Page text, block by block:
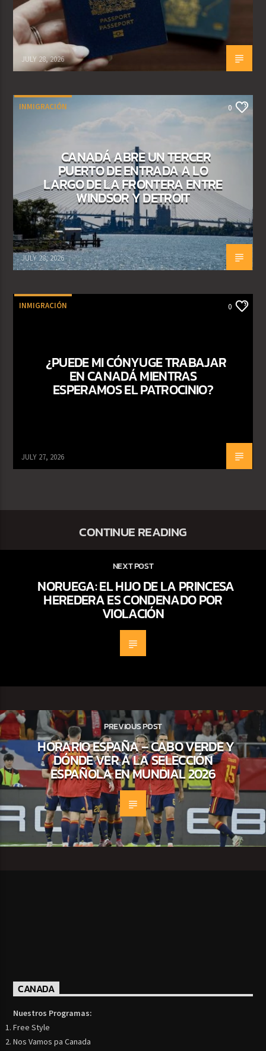
JULY 28, 2026
INMIGRACIÓN 0
CANADÁ ABRE UN TERCER
PUERTO DE ENTRADA A LO
LARGO DE LA FRONTERA ENTRE
WINDSOR Y DETROIT
JULY 28, 2026
INMIGRACIÓN 0
¿PUEDE MI CÓNYUGE TRABAJAR
EN CANADÁ MIENTRAS
ESPERAMOS EL PATROCINIO?
JULY 27, 2026
CONTINUE READING
NEXT POST
NORUEGA: EL HIJO DE LA PRINCESA
HEREDERA ES CONDENADO POR
VIOLACIÓN
PREVIOUS POST
HORARIO ESPAÑA – CABO VERDE Y
DÓNDE VER A LA SELECCIÓN
ESPAÑOLA EN MUNDIAL 2026
CANADA
Nuestros Programas:
Free Style
Nos Vamos pa Canada